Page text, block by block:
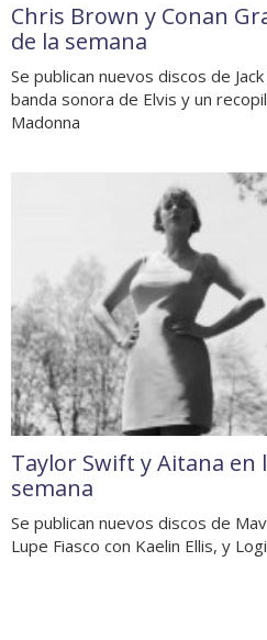
Chris Brown y Conan
de la semana
Se publican nuevos discos de
banda sonora de Elvis y un
Madonna
Taylor Swift y Aitana en
semana
Se publican nuevos discos de
Lupe Fiasco con Kaelin Ellis, y